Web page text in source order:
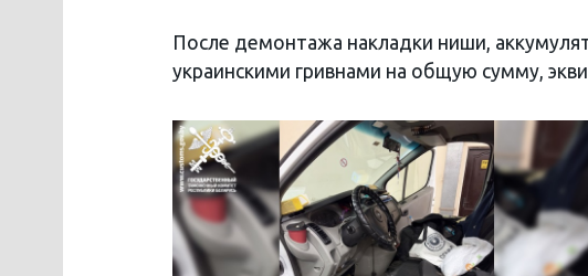
После демонтажа накладки ниши,
украинскими гривнами на общую сумму,